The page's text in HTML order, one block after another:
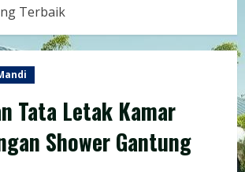
Terbaik
Tata Letak Kamar
Shower Gantung